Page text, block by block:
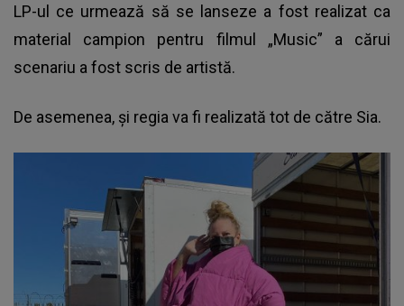
LP-ul ce urmează să se lanseze a fost realizat ca
material campion pentru filmul „Music” a cărui
scenariu a fost scris de artistă.
De asemenea, și regia va fi realizată tot de către Sia.